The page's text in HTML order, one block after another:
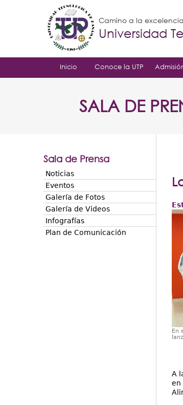
Camino a la
Universidad
Inicio Conoce la UTP
SALA DE
En
A
en
Sala de Prensa
Noticias
Eventos
Galería de Fotos
Galería de Videos
Infografías
Plan de Comunicación